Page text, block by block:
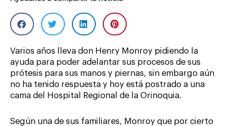
Varios años lleva don Henry Monroy pidiendo la
ayuda para poder adelantar sus procesos de sus
prótesis para sus manos y piernas, sin embargo aún
no ha tenido respuesta y hoy está postrado a una
cama del Hospital Regional de la Orinoquia.
Según una de sus familiares, Monroy que por cierto